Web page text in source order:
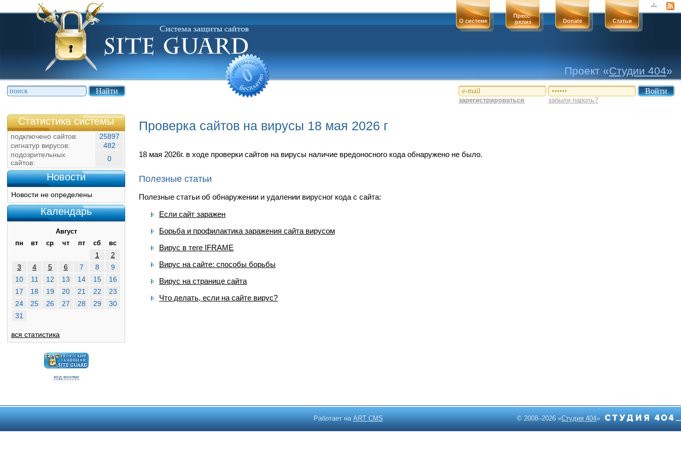
Статьи
Donate
Пресс-
релиз
О системе
Проект «Студии 404»
зарегистрироваться забыли пароль?
Статистика системы
подключено сайтов:
25897
сигнатур вирусов:
482
подозрительных
сайтов:
0
Новости
Новости не определены
Календарь
Август
пн
вт ср чт пт сб вс
1
2
3
4 5 6 7 8
9
10
11 12 13 14 15
16
17
18 19 20 21 22
23
24
25 26 27 28 29
30
31
вся статистика
код кнопки
Проверка сайтов на вирусы 18 мая 2026 г
18 мая 2026г. в ходе проверки сайтов на вирусы наличие вредоносного кода обнаружено не было.
Полезные статьи
Полезные статьи об обнаружении и удалении вирусног кода с сайта:
Если сайт заражен
Борьба и профилактика заражения сайта вирусом
Вирус в теге IFRAME
Вирус на сайте: способы борьбы
Вирус на странице сайта
Что делать, если на сайте вирус?
Работает наART CMS © 2008–2026 «Студия 404»